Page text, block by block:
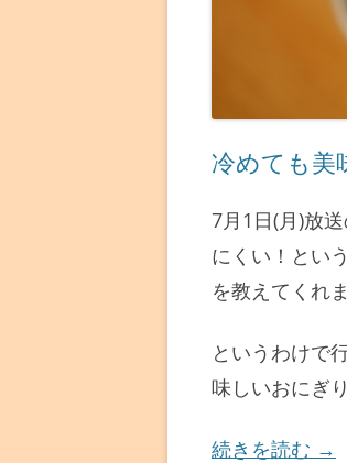
冷めても美
7月1日(月)放
にくい！とい
を教えてくれ
というわけで
味しいおにぎ
続きを読む →